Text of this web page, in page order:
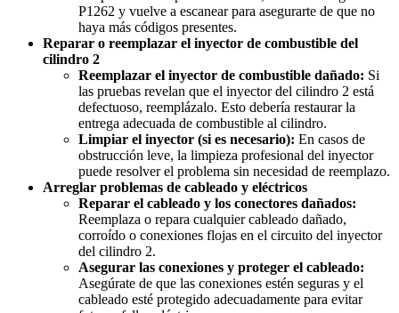
P1262 y vuelve a escanear para asegurarte de que no
haya más códigos presentes.
Reparar o reemplazar el inyector de combustible del
cilindro 2
Reemplazar el inyector de combustible dañado: Si
las pruebas revelan que el inyector del cilindro 2 está
defectuoso, reemplázalo. Esto debería restaurar la
entrega adecuada de combustible al cilindro.
Limpiar el inyector (si es necesario): En casos de
obstrucción leve, la limpieza profesional del inyector
puede resolver el problema sin necesidad de reemplazo.
Arreglar problemas de cableado y eléctricos
Reparar el cableado y los conectores dañados:
Reemplaza o repara cualquier cableado dañado,
corroído o conexiones flojas en el circuito del inyector
del cilindro 2.
Asegurar las conexiones y proteger el cableado:
Asegúrate de que las conexiones estén seguras y el
cableado esté protegido adecuadamente para evitar